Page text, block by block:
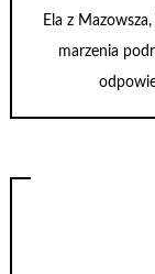
Ela z
marzenia